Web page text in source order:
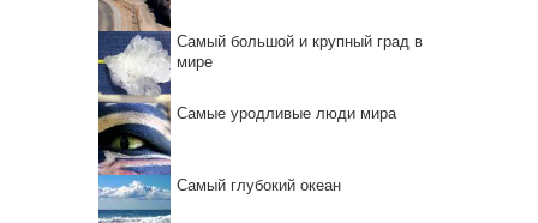
Самый большой и крупный град в
мире
Самые уродливые люди мира
Самый глубокий океан